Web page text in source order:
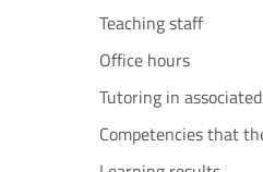
Teaching staff
Office hours
Tutoring in
Competencies that